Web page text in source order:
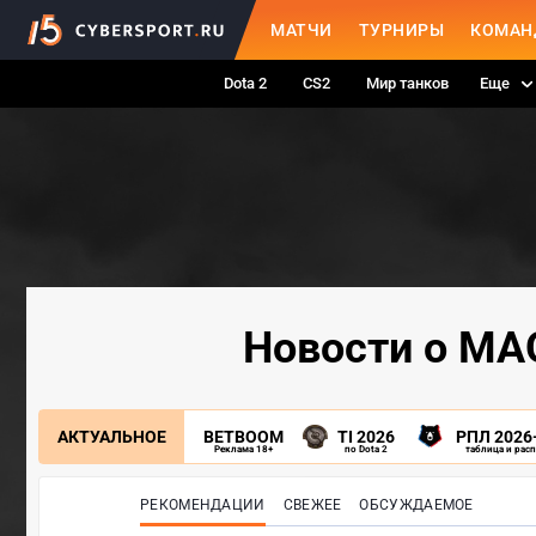
МАТЧИ ТУРНИРЫ
Dota 2 CS2 Мир танков Еще
Новости о
АКТУАЛЬНОЕ BETBOOM
Реклама 18+
TI 2026
по Dota 2
РПЛ
таблица и
РЕКОМЕНДАЦИИ СВЕЖЕЕ ОБСУЖДАЕМОЕ